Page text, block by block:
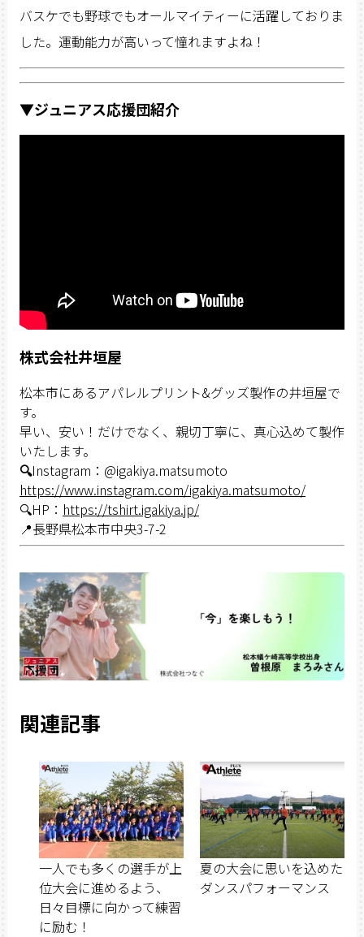
バスケでも野球でもオールマイティーに活躍しておりま
した。運動能力が高いって憧れますよね！
▼ジュニアス応援団紹介
株式会社井垣屋
松本市にあるアパレルプリント&グッズ製作の井垣屋で
す。
早い、安い！だけでなく、親切丁寧に、真心込めて製作
いたします。
🔍Instagram：@igakiya.matsumoto
https://www.instagram.com/igakiya.matsumoto/
🔍HP： https://tshirt.igakiya.jp/
📍長野県松本市中央3-7-2
関連記事
一人でも多くの選手が上
位大会に進めるよう、
日々目標に向かって練習
に励む！
夏の大会に思いを込めた
ダンスパフォーマンス